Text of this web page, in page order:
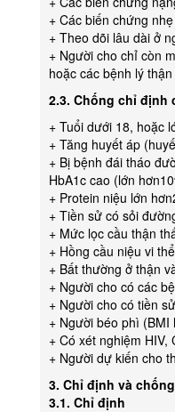
+ Các biến chứng
+ Theo dõi lâu dài ở
+ Người cho chỉ còn
hoặc các bệnh lý
2.3. Chống chỉ
+ Tuổi dưới 18, hoặc
+ Tăng huyết áp
+ Bị bệnh đái tháo
HbA1c cao (lớn
+ Protein niệu lớn
+ Tiền sử có sỏi
+ Mức lọc cầu thận
+ Hồng cầu niệu vi thể
+ Bất thường ở thận
+ Người cho có các
+ Người cho có tiền
+ Người béo phì (BMI
+ Có xét nghiệm HIV,
+ Người dự kiến cho
3. Chỉ định và
3.1. Chỉ định